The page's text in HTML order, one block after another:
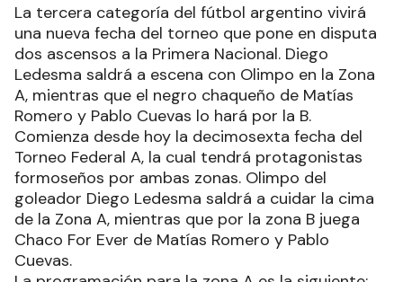
La tercera categoría del fútbol argentino vivirá
una nueva fecha del torneo que pone en disputa
dos ascensos a la Primera Nacional. Diego
Ledesma saldrá a escena con Olimpo en la Zona
A, mientras que el negro chaqueño de Matías
Romero y Pablo Cuevas lo hará por la B.
Comienza desde hoy la decimosexta fecha del
Torneo Federal A, la cual tendrá protagonistas
formoseños por ambas zonas. Olimpo del
goleador Diego Ledesma saldrá a cuidar la cima
de la Zona A, mientras que por la zona B juega
Chaco For Ever de Matías Romero y Pablo
Cuevas.